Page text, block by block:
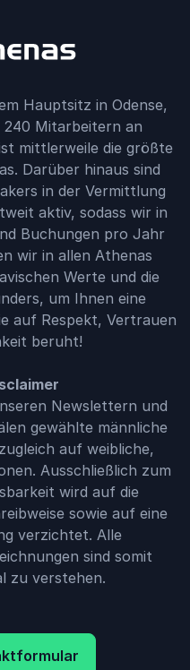
Hauptsitz in Odense,
Mitarbeitern an
mittlerweile die größte
Darüber hinaus sind
in der Vermittlung
aktiv, sodass wir in
Buchungen pro Jahr
wir in allen Athenas
Werte und die
um Ihnen eine
auf Respekt, Vertrauen
beruht!
Newslettern und
gewählte männliche
auf weibliche,
Ausschließlich zum
wird auf die
sowie auf eine
verzichtet. Alle
sind somit
zu verstehen.